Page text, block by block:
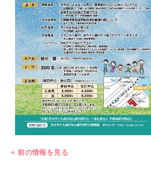
« 前の情報を見る